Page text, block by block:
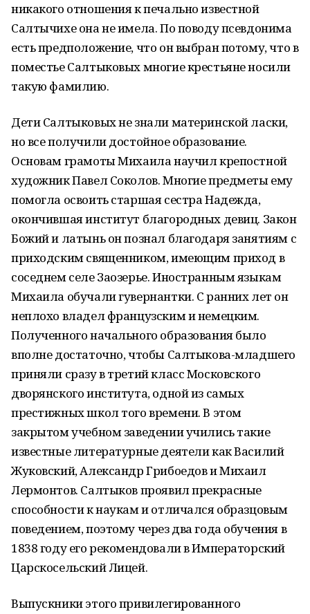
никакого отношения к печально известной
Салтычихе она не имела. По поводу псевдонима
есть предположение, что он выбран потому, что в
поместье Салтыковых многие крестьяне носили
такую фамилию.
Дети Салтыковых не знали материнской ласки,
но все получили достойное образование.
Основам грамоты Михаила научил крепостной
художник Павел Соколов. Многие предметы ему
помогла освоить старшая сестра Надежда,
окончившая институт благородных девиц. Закон
Божий и латынь он познал благодаря занятиям с
приходским священником, имеющим приход в
соседнем селе Заозерье. Иностранным языкам
Михаила обучали гувернантки. С ранних лет он
неплохо владел французским и немецким.
Полученного начального образования было
вполне достаточно, чтобы Салтыкова-младшего
приняли сразу в третий класс Московского
дворянского института, одной из самых
престижных школ того времени. В этом
закрытом учебном заведении учились такие
известные литературные деятели как Василий
Жуковский, Александр Грибоедов и Михаил
Лермонтов. Салтыков проявил прекрасные
способности к наукам и отличался образцовым
поведением, поэтому через два года обучения в
1838 году его рекомендовали в Императорский
Царскосельский Лицей.
Выпускники этого привилегированного